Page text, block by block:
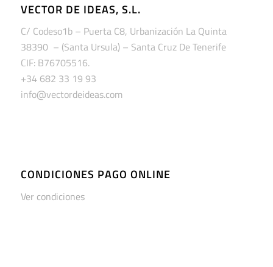
VECTOR DE IDEAS, S.L.
C/ Codeso1b – Puerta C8, Urbanización La Quinta
38390 – (Santa Ursula) – Santa Cruz De Tenerife
CIF: B76705516.
+34 682 33 19 93
info@vectordeideas.com
CONDICIONES PAGO ONLINE
Ver condiciones